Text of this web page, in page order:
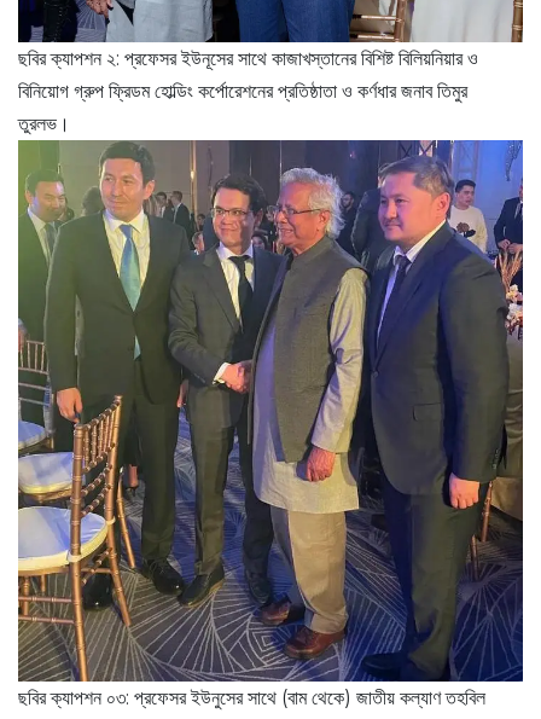
ছবির ক্যাপশন ২: প্রফেসর ইউনূসের সাথে কাজাখস্তানের বিশিষ্ট বিলিয়নিয়ার ও
বিনিয়োগ গ্রুপ ফ্রিডম হোল্ডিং কর্পোরেশনের প্রতিষ্ঠাতা ও কর্ণধার জনাব তিমুর
তুরলভ।
ছবির ক্যাপশন ০৩: প্রফেসর ইউনুসের সাথে (বাম থেকে) জাতীয় কল্যাণ তহবিল